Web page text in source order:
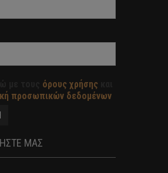
όρους χρήσης
προσωπικών δεδομένων
ΜΑΣ